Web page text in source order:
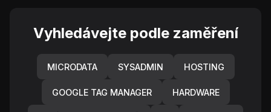
Vyhledávejte podle zaměření
MICRODATA SYSADMIN HOSTING
GOOGLE TAG MANAGER HARDWARE